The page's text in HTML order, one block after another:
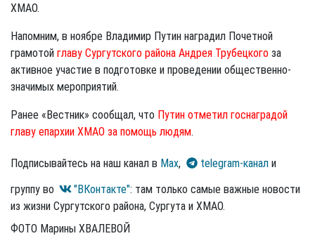
ХМАО.
Напомним, в ноябре Владимир Путин наградил Почетной
грамотой главу Сургутского района Андрея Трубецкого за
активное участие в подготовке и проведении общественно-
значимых мероприятий.
Ранее «Вестник» сообщал, что Путин отметил госнаградой
главу епархии ХМАО за помощь людям.
Подписывайтесь на наш канал в Max, telegram-канал и
группу во
"ВКонтакте": там только самые важные новости
из жизни Сургутского района, Сургута и ХМАО.
ФОТО Марины ХВАЛЕВОЙ